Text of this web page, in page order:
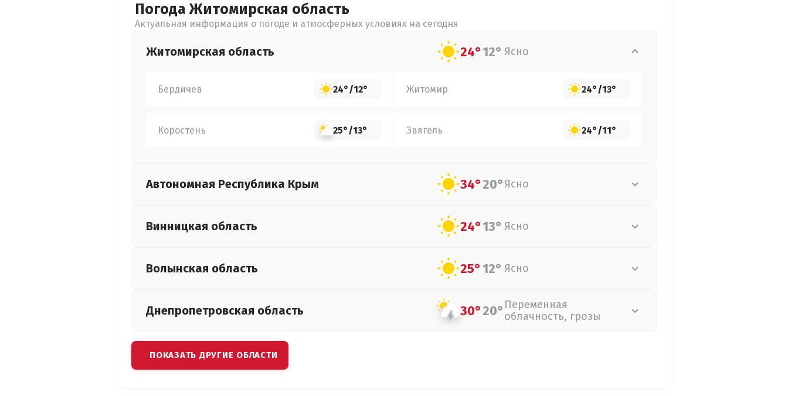
Погода Житомирская область
Актуальная информация о погоде и атмосферных условиях на сегодня
Житомирская область 24°12° Ясно
Бердичев 24°/12° Житомир 24°/13°
Коростень 25°/13° Звягель 24°/11°
Автономная Республика Крым 34°20°Ясно
Винницкая область 24°13° Ясно
Волынская область 25°12° Ясно
Днепропетровская область 30°20° Переменная
облачность, грозы
ПОКАЗАТЬ ДРУГИЕ ОБЛАСТИ